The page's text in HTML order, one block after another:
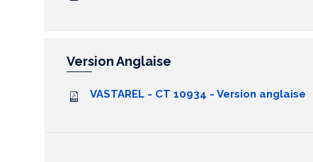
Version Anglaise
VASTAREL - CT 10934 - Version anglaise